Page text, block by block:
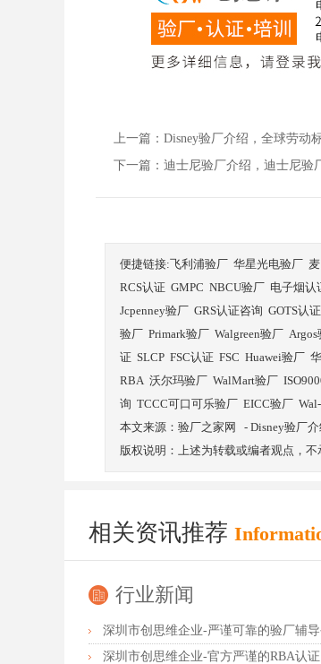
上一篇： Disney验厂介绍，全球劳动
下一篇： 迪士尼验厂介绍，迪士尼验
便捷链接:飞利浦验厂 华星光电验厂
RCS认证 GMPC NBCU验厂 电子烟认
Jcpenney验厂 GRS认证咨询 GOTS认证
验厂 Primark验厂 Walgreen验厂 Argos
证 SLCP FSC认证 FSC Huawei验厂
RBA 沃尔玛验厂 WalMart验厂
询 TCCC可口可乐验厂 EICC验厂
本文来源： 验厂之家网 - Disney验厂
版权说明：上述为转载或编者观点，
相关资讯推荐
行业新闻